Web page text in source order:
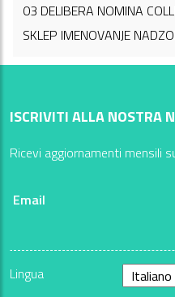
03 DELIBERA NOMINA
SKLEP IMENOVANJE
ISCRIVITI ALLA NOSTRA
Ricevi aggiornamenti mensili
Email
Lingua